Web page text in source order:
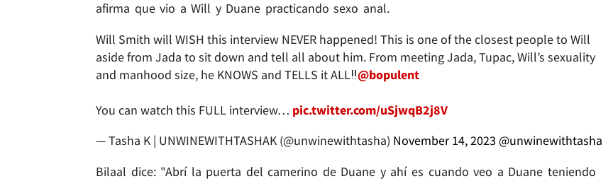
afirma que vio a Will y Duane practicando sexo anal.
Will Smith will WISH this interview NEVER happened! This is one of the closest people to Will
aside from Jada to sit down and tell all about him. From meeting Jada, Tupac, Will’s sexuality
and manhood size, he KNOWS and TELLS it ALL‼️@bopulent
You can watch this FULL interview… pic.twitter.com/uSjwqB2j8V
— Tasha K | UNWINEWITHTASHAK (@unwinewithtasha) November 14, 2023 @unwinewithtasha
Bilaal dice: "Abrí la puerta del camerino de Duane y ahí es cuando veo a Duane teniendo